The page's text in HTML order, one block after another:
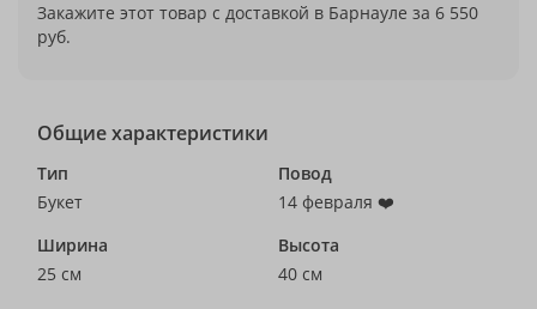
Закажите этот товар с доставкой в Барнауле за 6 550
руб.
Общие характеристики
Тип
Букет
Повод
14 февраля ❤️
Ширина
25 см
Высота
40 см